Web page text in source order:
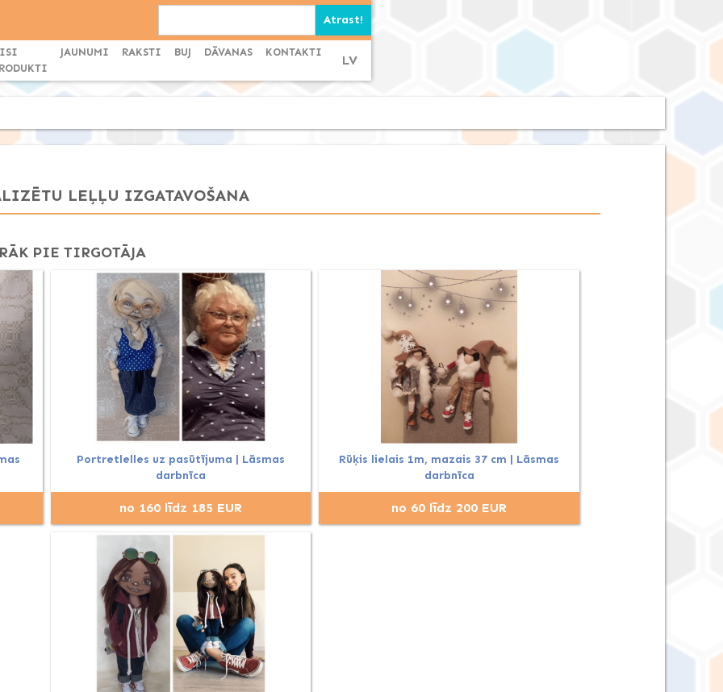
JAUNUMI RAKSTI BUJ DĀVANAS KONTAKTI
LV
LEĻĻU IZGATAVOŠANA
PIE TIRGOTĀJA
Portretlelles uz pasūtījuma | Lāsmas
darbnīca
no 160 līdz 185 EUR
Rūķis lielais 1m, mazais 37 cm | Lāsmas
darbnīca
no 60 līdz 200 EUR